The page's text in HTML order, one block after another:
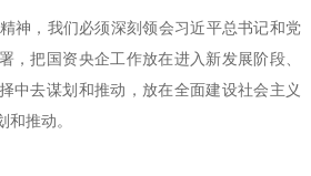
，我们必须深刻领会习近平总书记和党
，把国资央企工作放在进入新发展阶段、
中去谋划和推动，放在全面建设社会主义
推动。